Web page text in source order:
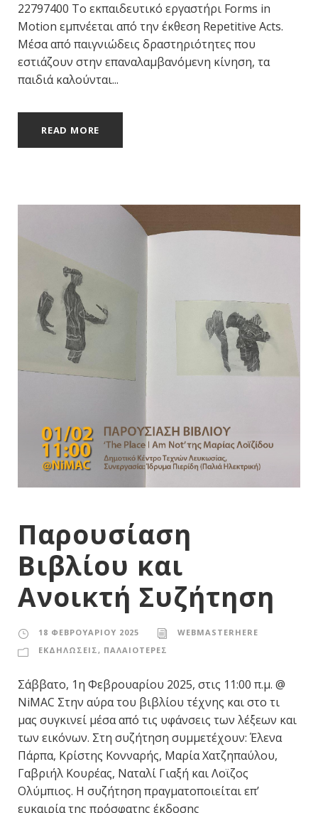
22797400 Το εκπαιδευτικό εργαστήρι Forms in
Motion εμπνέεται από την έκθεση Repetitive Acts.
Μέσα από παιγνιώδεις δραστηριότητες που
εστιάζουν στην επαναλαμβανόμενη κίνηση, τα
παιδιά καλούνται...
READ MORE
Παρουσίαση
Βιβλίου και
Ανοικτή Συζήτηση
18 ΦΕΒΡΟΥΑΡΊΟΥ 2025
WEBMASTERHERE
ΕΚΔΗΛΩΣΕΙΣ, ΠΑΛΑΙΟΤΕΡΕΣ
Σάββατο, 1η Φεβρουαρίου 2025, στις 11:00 π.μ. @
NiMAC Στην αύρα του βιβλίου τέχνης και στο τι
μας συγκινεί μέσα από τις υφάνσεις των λέξεων και
των εικόνων. Στη συζήτηση συμμετέχουν: Έλενα
Πάρπα, Κρίστης Κονναρής, Μαρία Χατζηπαύλου,
Γαβριήλ Κουρέας, Ναταλί Γιαξή και Λοϊζος
Ολύμπιος. Η συζήτηση πραγματοποιείται επ’
ευκαιρία της πρόσφατης έκδοσης